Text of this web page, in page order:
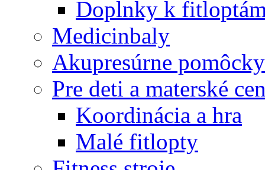
Doplnky k
Medicinbaly
Akupresúrne pomôcky
Pre deti a materské
Koordinácia a hra
Malé fitlopty